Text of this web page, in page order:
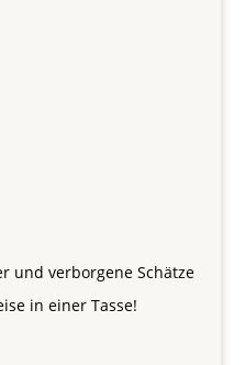
und verborgene Schätze
in einer Tasse!